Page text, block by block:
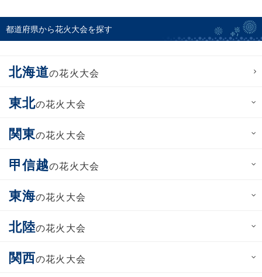
都道府県から花火大会を探す
北海道の花火大会
東北の花火大会
関東の花火大会
甲信越の花火大会
東海の花火大会
北陸の花火大会
関西の花火大会